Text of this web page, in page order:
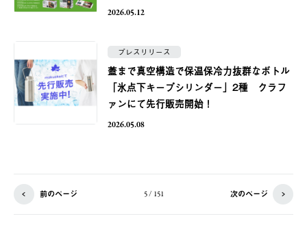
2026.05.12
プレスリリース
蓋まで真空構造で保温保冷力抜群なボトル
「氷点下キープシリンダー」2種 クラフ
ァンにて先行販売開始！
2026.05.08
前のページ 5 / 151 次のページ